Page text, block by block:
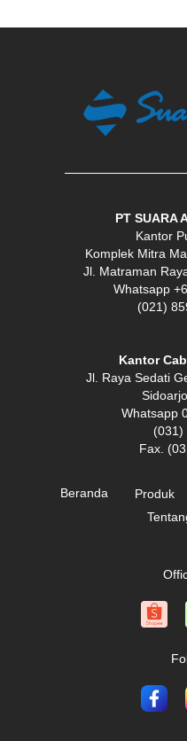
PT SUARA
Kantor
Komplek Mitra
Jl. Matraman
Whatsapp
(021)
Kantor
Jl. Raya Sedati
Whatsapp
(031)
Fax.
Beranda Produk